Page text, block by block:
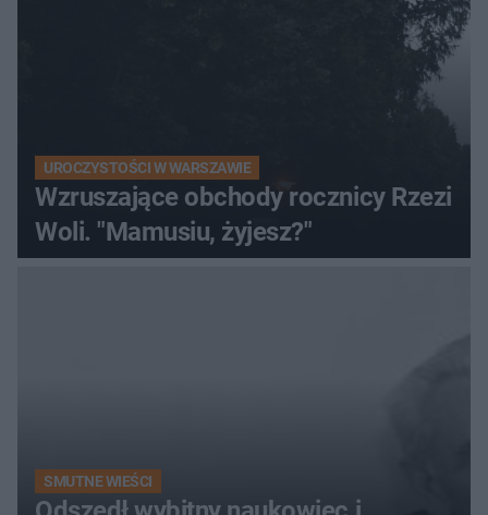
UROCZYSTOŚCI W WARSZAWIE
Wzruszające obchody rocznicy Rzezi
Woli. "Mamusiu, żyjesz?"
SMUTNE WIEŚCI